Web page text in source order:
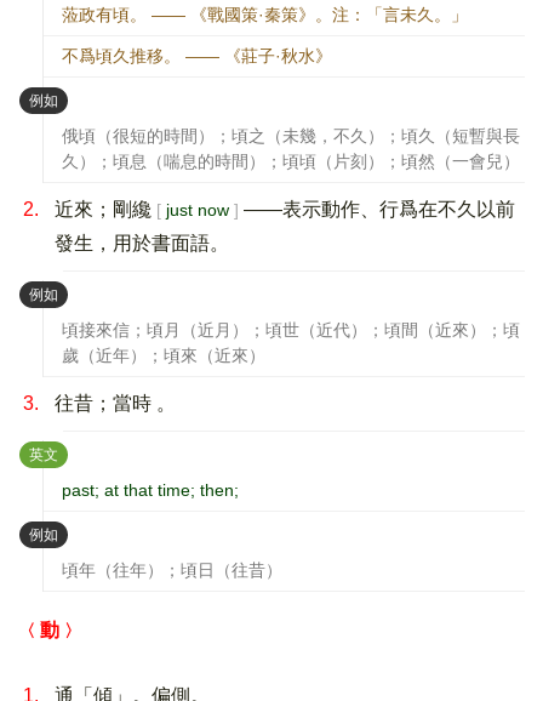
蒞政有頃。 —— 《戰國策·秦策》。注：「言未久。」
不爲頃久推移。 —— 《莊子·秋水》
例如 ：
俄頃（很短的時間）；頃之（未幾，不久）；頃久（短暫與長
久）；頃息（喘息的時間）；頃頃（片刻）；頃然（一會兒）
2. 近來；剛纔 just now
——表示動作、行爲在不久以前
發生，用於書面語。
例如 ：
頃接來信；頃月（近月）；頃世（近代）；頃間（近來）；頃
歲（近年）；頃來（近來）
3. 往昔；當時 。
英文 ：
past; at that time; then;
例如 ：
頃年（往年）；頃日（往昔）
動
1. 通「傾」。偏側。